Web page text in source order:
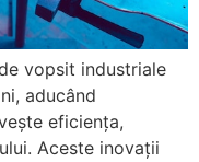
vopsit industriale
aducând
eficiența,
Aceste inovații